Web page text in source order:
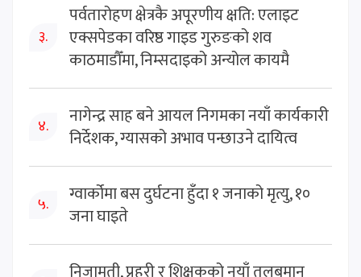
३.
पर्वतारोहण क्षेत्रकै अपूरणीय क्षति: एलाइट
एक्सपेडका वरिष्ठ गाइड गुरुङको शव
काठमाडौँमा, निम्सदाइको अन्योल कायमै
४.
नागेन्द्र साह बने आयल निगमका नयाँ कार्यकारी
निर्देशक, ग्यासको अभाव पन्छाउने दायित्व
५.
ग्वार्कोमा बस दुर्घटना हुँदा १ जनाको मृत्यु, १०
जना घाइते